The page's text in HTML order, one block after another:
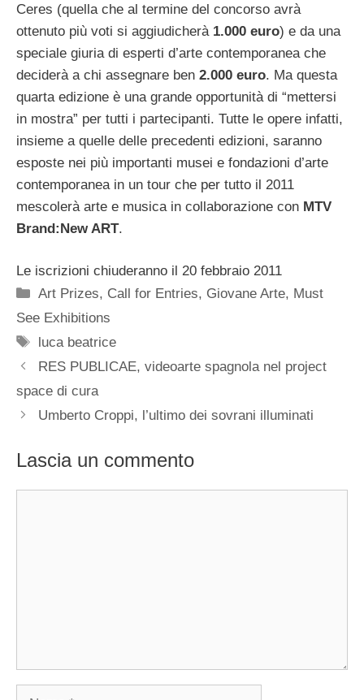
Ceres (quella che al termine del concorso avrà
ottenuto più voti si aggiudicherà 1.000 euro) e da una
speciale giuria di esperti d’arte contemporanea che
deciderà a chi assegnare ben 2.000 euro. Ma questa
quarta edizione è una grande opportunità di “mettersi
in mostra” per tutti i partecipanti. Tutte le opere infatti,
insieme a quelle delle precedenti edizioni, saranno
esposte nei più importanti musei e fondazioni d’arte
contemporanea in un tour che per tutto il 2011
mescolerà arte e musica in collaborazione con MTV
Brand:New ART.
Le iscrizioni chiuderanno il 20 febbraio 2011
Categorie
Art Prizes, Call for Entries, Giovane Arte, Must
See Exhibitions
Tag
luca beatrice
RES PUBLICAE, videoarte spagnola nel project
space di cura
Umberto Croppi, l’ultimo dei sovrani illuminati
Lascia un commento